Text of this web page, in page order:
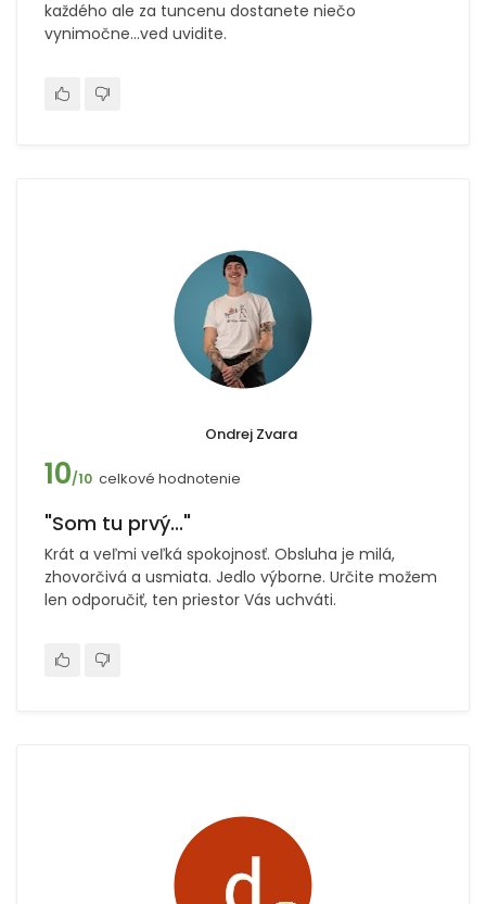
každého ale za tuncenu dostanete niečo
vynimočne...ved uvidite.
Ondrej Zvara
10/10 celkové hodnotenie
"Som tu prvý..."
Krát a veľmi veľká spokojnosť. Obsluha je milá,
zhovorčivá a usmiata. Jedlo výborne. Určite možem
len odporučiť, ten priestor Vás uchváti.